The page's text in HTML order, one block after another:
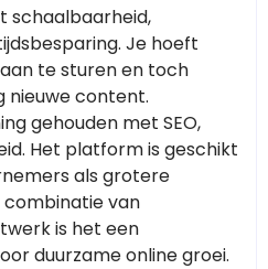
schaalbaarheid,
Je hoeft
te sturen en toch
nieuwe content.
gehouden met SEO,
Het platform is geschikt
als grotere
combinatie van
is het een
duurzame online groei.